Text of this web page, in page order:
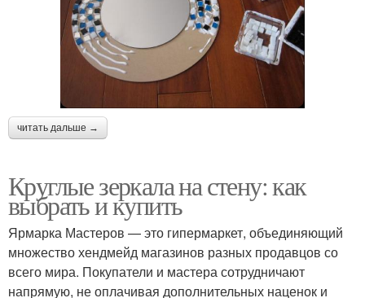
читать дальше →
Круглые зеркала на стену: как
выбрать и купить
Ярмарка Мастеров — это гипермаркет, объединяющий
множество хендмейд магазинов разных продавцов со
всего мира. Покупатели и мастера сотрудничают
напрямую, не оплачивая дополнительных наценок и